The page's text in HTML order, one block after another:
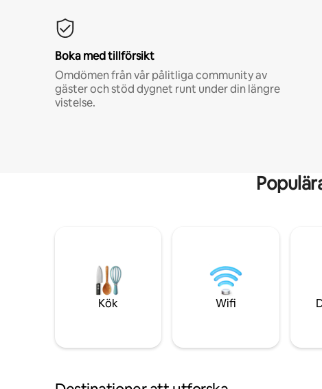
Boka med tillförsikt
Omdömen från vår pålitliga community av
gäster och stöd dygnet runt under din längre
vistelse.
Kök Wifi